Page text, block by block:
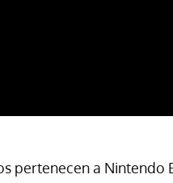
pertenecen a